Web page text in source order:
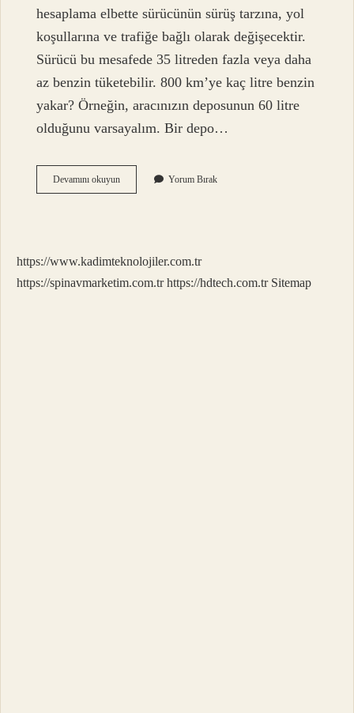
hesaplama elbette sürücünün sürüş tarzına, yol
koşullarına ve trafiğe bağlı olarak değişecektir.
Sürücü bu mesafede 35 litreden fazla veya daha
az benzin tüketebilir. 800 km’ye kaç litre benzin
yakar? Örneğin, aracınızın deposunun 60 litre
olduğunu varsayalım. Bir depo…
Devamını okuyun600
Km
Yorum Bırak
https://www.kadimteknolojiler.com.tr
https://spinavmarketim.com.tr https://hdtech.com.tr Sitemap